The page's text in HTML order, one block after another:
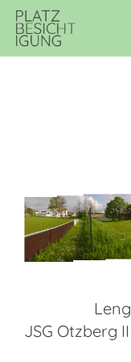
JSG Otzberg